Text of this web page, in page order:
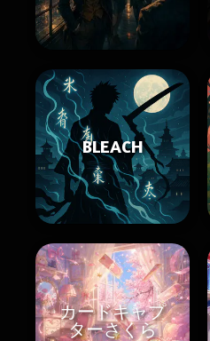
BLEACH
カードキャプ
ターさくら